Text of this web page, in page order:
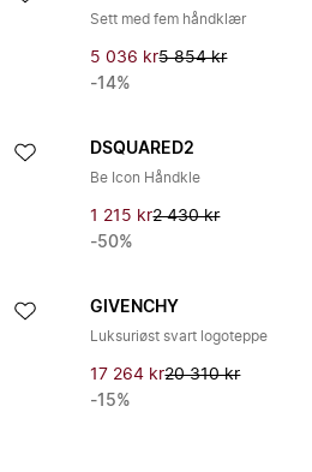
Sett med fem håndklær
5 036 kr5 854 kr
-14%
DSQUARED2
Be Icon Håndkle
1 215 kr2 430 kr
-50%
GIVENCHY
Luksuriøst svart logoteppe
17 264 kr20 310 kr
-15%